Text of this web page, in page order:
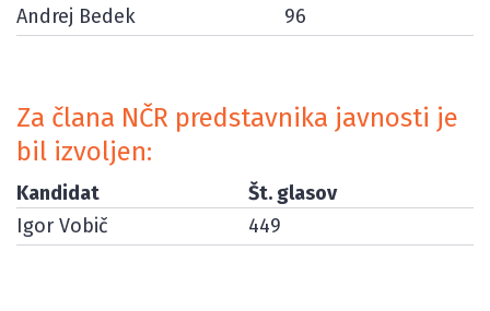
Andrej Bedek
96
Za člana NČR predstavnika javnosti je
bil izvoljen:
Kandidat
Št. glasov
Igor Vobič
449